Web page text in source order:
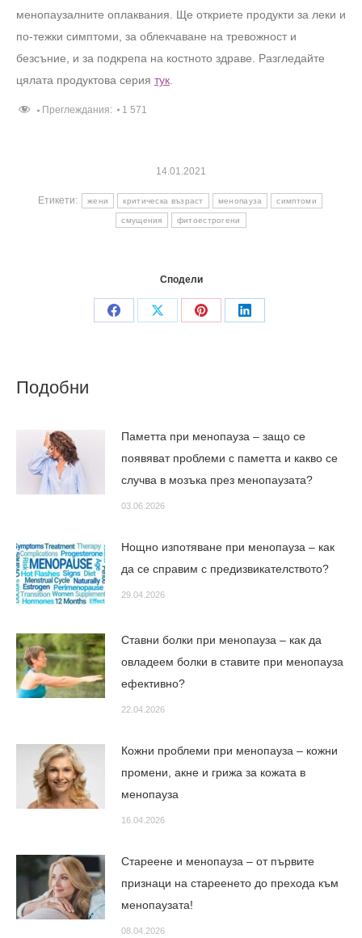
менопаузалните оплаквания. Ще откриете продукти за леки и
по-тежки симптоми, за облекчаване на тревожност и
безсъние, и за подкрепа на костното здраве. Разгледайте
цялата продуктова серия тук
Преглеждания: 1 571
14.01.2021
Етикети: жени критическа възраст менопауза симптоми
смущения фитоестрогени
Сподели
Share
Share
Share
Share
Подобни
Паметта при менопауза – защо се
появяват проблеми с паметта и какво се
случва в мозъка през менопаузата?
03.06.2026
Нощно изпотяване при менопауза – как
да се справим с предизвикателството?
29.04.2026
Ставни болки при менопауза – как да
овладеем болки в ставите при менопауза
ефективно?
22.04.2026
Кожни проблеми при менопауза – кожни
промени, акне и грижа за кожата в
менопауза
16.04.2026
Стареене и менопауза – от първите
признаци на стареенето до прехода към
менопаузата!
08.04.2026